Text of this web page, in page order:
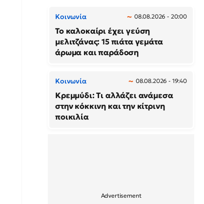
Κοινωνία 08.08.2026 - 20:00
Το καλοκαίρι έχει γεύση
μελιτζάνας: 15 πιάτα γεμάτα
άρωμα και παράδοση
Κοινωνία 08.08.2026 - 19:40
Κρεμμύδι: Τι αλλάζει ανάμεσα
στην κόκκινη και την κίτρινη
ποικιλία